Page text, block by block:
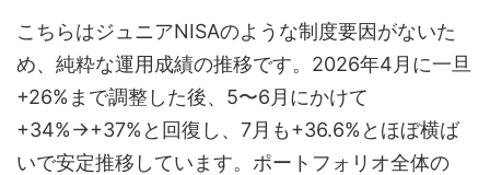
こちらはジュニアNISAのような制度要因がないた
め、純粋な運用成績の推移です。2026年4月に一旦
+26%まで調整した後、5〜6月にかけて
+34%→+37%と回復し、7月も+36.6%とほぼ横ば
いで安定推移しています。ポートフォリオ全体の